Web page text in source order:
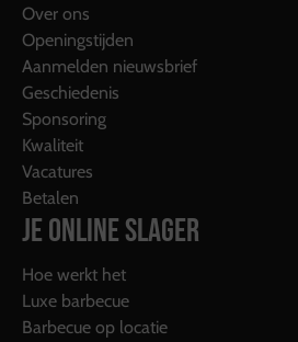
Over ons
Openingstijden
Aanmelden nieuwsbrief
Geschiedenis
Sponsoring
Kwaliteit
Vacatures
Betalen
JE ONLINE SLAGER
Hoe werkt het
Luxe barbecue
Barbecue op locatie